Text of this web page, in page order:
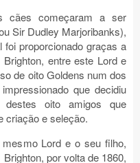
cães começaram a ser
Sir Dudley Marjoribanks),
proporcionado graças a
entre este Lord e
de oito Goldens num dos
que decidiu
destes oito amigos que
criação e seleção.
Lord e o seu filho,
por volta de 1860,